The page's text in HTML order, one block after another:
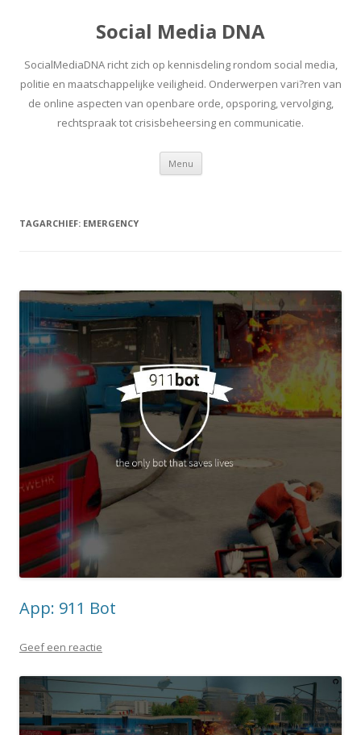
Social Media DNA
SocialMediaDNA richt zich op kennisdeling rondom social media,
politie en maatschappelijke veiligheid. Onderwerpen vari?ren van
de online aspecten van openbare orde, opsporing, vervolging,
rechtspraak tot crisisbeheersing en communicatie.
Menu Spring
inhoud
TAGARCHIEF: EMERGENCY
App: 911 Bot
Geef een reactie